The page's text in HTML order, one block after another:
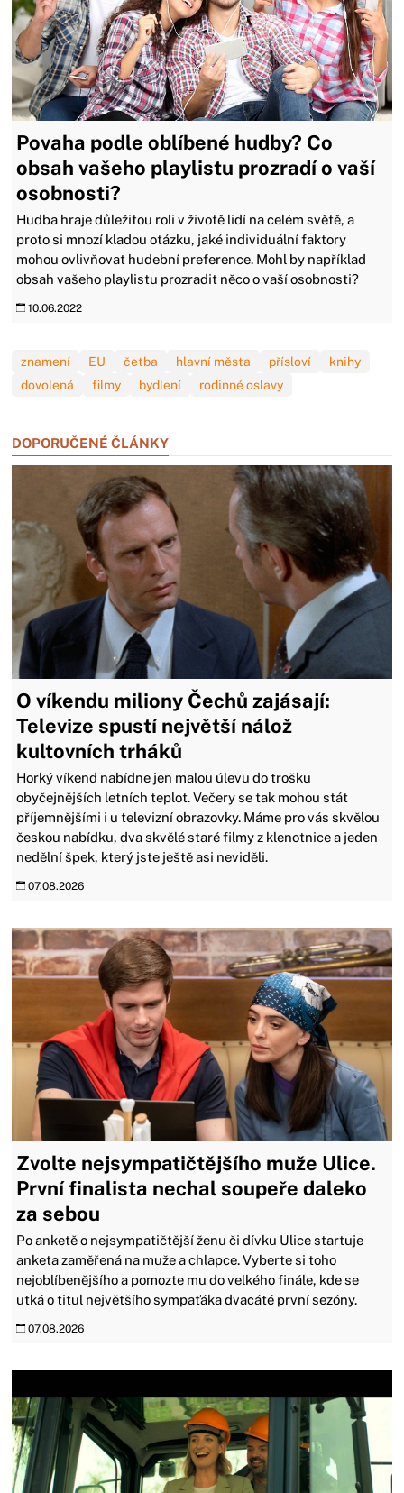
Povaha podle oblíbené hudby? Co
obsah vašeho playlistu prozradí o vaší
osobnosti?
Hudba hraje důležitou roli v životě lidí na celém světě, a
proto si mnozí kladou otázku, jaké individuální faktory
mohou ovlivňovat hudební preference. Mohl by například
obsah vašeho playlistu prozradit něco o vaší osobnosti?
10.06.2022
znamení EU četba hlavní města přísloví
knihy
dovolená
filmy bydlení rodinné oslavy
DOPORUČENÉ ČLÁNKY
O víkendu miliony Čechů zajásají:
Televize spustí největší nálož
kultovních trháků
Horký víkend nabídne jen malou úlevu do trošku
obyčejnějších letních teplot. Večery se tak mohou stát
příjemnějšími i u televizní obrazovky. Máme pro vás skvělou
českou nabídku, dva skvělé staré filmy z klenotnice a jeden
nedělní špek, který jste ještě asi neviděli.
07.08.2026
Zvolte nejsympatičtějšího muže Ulice.
První finalista nechal soupeře daleko
za sebou
Po anketě o nejsympatičtější ženu či dívku Ulice startuje
anketa zaměřená na muže a chlapce. Vyberte si toho
nejoblíbenějšího a pomozte mu do velkého finále, kde se
utká o titul největšího sympaťáka dvacáté první sezóny.
07.08.2026